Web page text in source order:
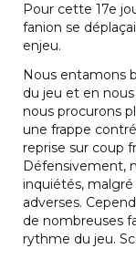
Pour cette 17e
fanion se
enjeu.
Nous entamons
du jeu et en
nous procurons
une frappe
reprise sur coup
Défensivement,
inquiétés,
adverses.
de nombreuses
rythme du jeu.